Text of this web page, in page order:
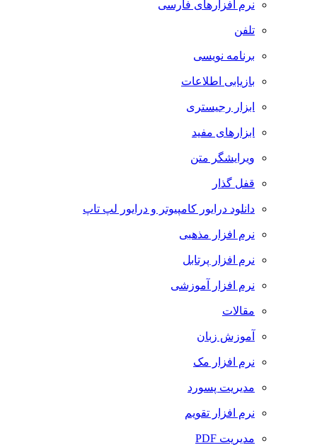
نرم افزارهای فارسی
تلفن
برنامه نویسی
بازیابی اطلاعات
ابزار رجیستری
ابزارهای مفید
ویرایشگر متن
قفل گذار
دانلود درایور کامپیوتر و درایور لپ تاپ
نرم افزار مذهبی
نرم افزار پرتابل
نرم افزار آموزشی
مقالات
آموزش زبان
نرم افزار مک
مدیریت پسورد
نرم افزار تقویم
مدیریت PDF